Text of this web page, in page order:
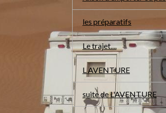
les préparatifs
Le trajet....
L AVENTURE
suite de L'AVENTURE